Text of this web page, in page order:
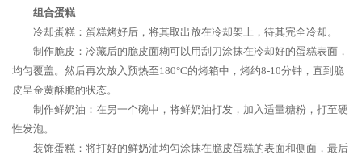
组合蛋糕
冷却蛋糕：蛋糕烤好后，将其取出放在冷却架上，待其完全冷却。
制作脆皮：冷藏后的脆皮面糊可以用刮刀涂抹在冷却好的蛋糕表面，
均匀覆盖。然后再次放入预热至180°C的烤箱中，烤约8-10分钟，直到脆
皮呈金黄酥脆的状态。
制作鲜奶油：在另一个碗中，将鲜奶油打发，加入适量糖粉，打至硬
性发泡。
装饰蛋糕：将打好的鲜奶油均匀涂抹在脆皮蛋糕的表面和侧面，最后